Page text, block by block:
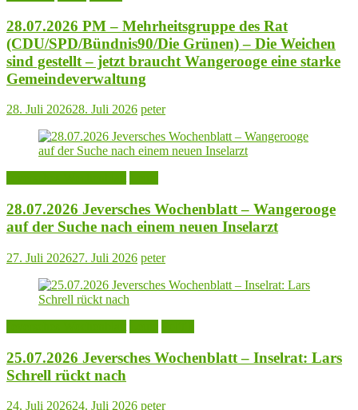
28.07.2026 PM – Mehrheitsgruppe des Rat
(CDU/SPD/Bündnis90/Die Grünen) – Die Weichen
sind gestellt – jetzt braucht Wangerooge eine starke
Gemeindeverwaltung
28. Juli 202628. Juli 2026 peter
28.07.2026 Jeversches Wochenblatt – Wangerooge
auf der Suche nach einem neuen Inselarzt
27. Juli 202627. Juli 2026 peter
25.07.2026 Jeversches Wochenblatt – Inselrat: Lars
Schrell rückt nach
24. Juli 202624. Juli 2026 peter